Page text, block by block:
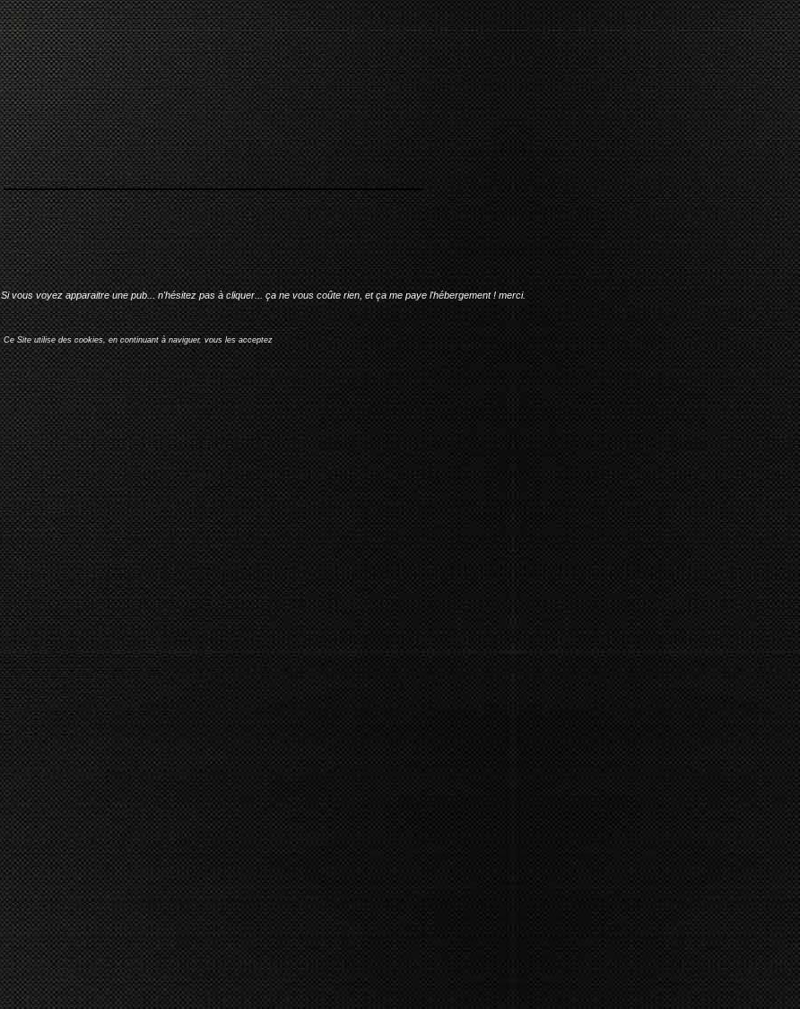
Si vous voyez apparaitre une pub... n'hésitez pas à cliquer... ça ne vous coûte rien, et ça me paye l'hébergement ! merci.
Ce Site utilise des cookies, en continuant à naviguer, vous les acceptez